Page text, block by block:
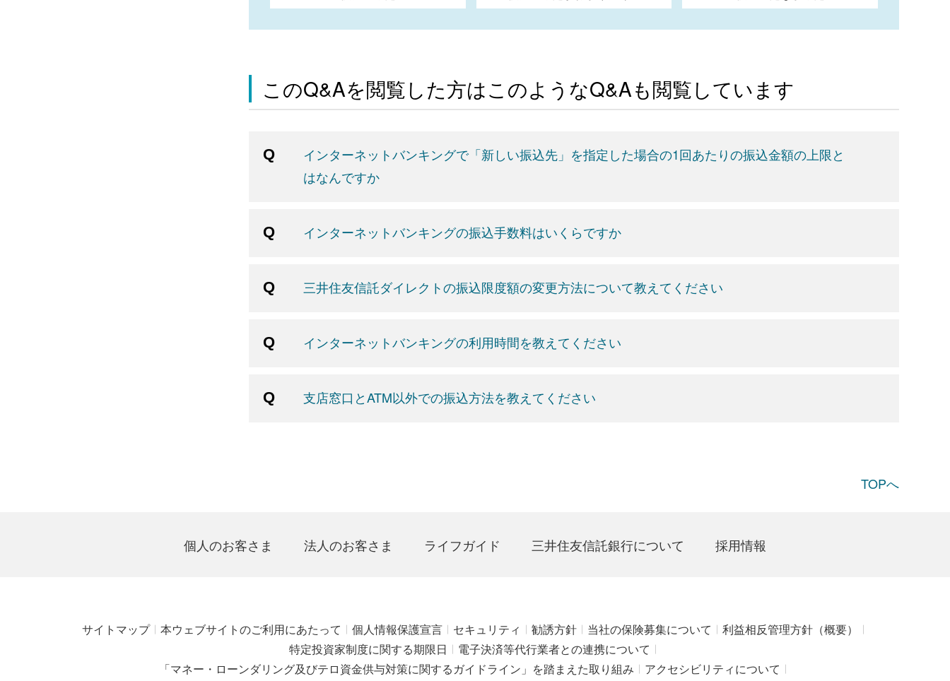
このQ&Aを閲覧した方はこのようなQ&Aも閲覧しています
インターネットバンキングで「新しい振込先」を指定した場合の1回あたりの振込金額の上限と
はなんですか
インターネットバンキングの振込手数料はいくらですか
三井住友信託ダイレクトの振込限度額の変更方法について教えてください
インターネットバンキングの利用時間を教えてください
支店窓口とATM以外での振込方法を教えてください
TOPへ
個人のお客さま 法人のお客さま ライフガイド 三井住友信託銀行について 採用情報
サイトマップ 本ウェブサイトのご利用にあたって 個人情報保護宣言 セキュリティ 勧誘方針 当社の保険募集について
利益相反管理方針（概要）
特定投資家制度に関する期限日
電子決済等代行業者との連携について
「マネー・ローンダリング及びテロ資金供与対策に関するガイドライン」を踏まえた取り組み
アクセシビリティについて